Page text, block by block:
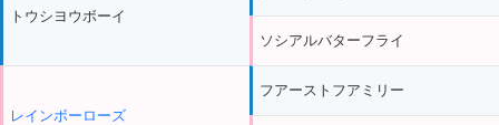
トウシヨウボーイ
レインボーローズ
ソシアルバターフライ
フアーストフアミリー